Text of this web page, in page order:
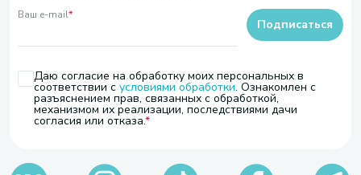
Ваш e-mail*
Даю согласие на обработку моих персональных в
соответствии с условиями обработки. Ознакомлен с
разъяснением прав, связанных с обработкой,
механизмом их реализации, последствиями дачи
согласия или отказа.
Подписаться